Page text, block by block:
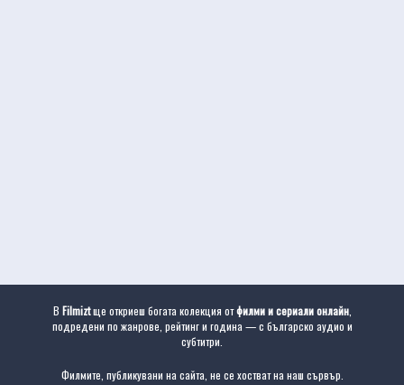
В Filmiztще откриеш богата колекция отфилми и сериали онлайн,
подредени по жанрове, рейтинг и година — с българско аудио и
субтитри.
Филмите, публикувани на сайта, не се хостват на наш сървър.